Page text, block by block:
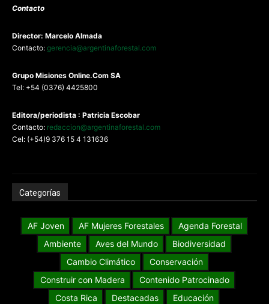
Contacto
Director: Marcelo Almada
Contacto: gerencia@argentinaforestal.com
Grupo Misiones Online.Com SA
Tel: +54 (0376) 4425800
Editora/periodista : Patricia Escobar
Contacto: redaccion@argentinaforestal.com
Cel: (+54)9 376 15 4 131636
Categorías
AF Joven AF Mujeres Forestales
Agenda Forestal
Ambiente
Aves del Mundo
Biodiversidad
Cambio Climático
Conservación
Construir con Madera
Contenido Patrocinado
Costa Rica
Destacadas
Educación